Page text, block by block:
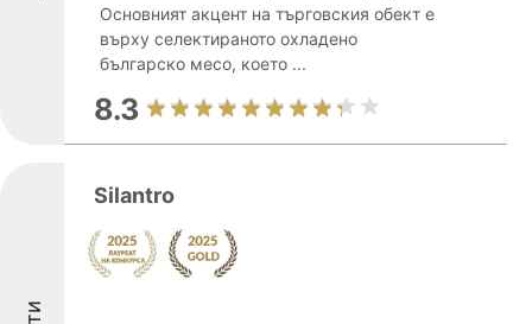
Основният акцент на търговския обект е
върху селектираното охладено
българско месо, което ...
8.3
Silantro